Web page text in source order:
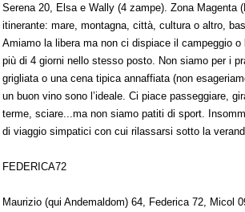
Serena 20, Elsa e Wally (4 zampe). Zona Magenta
itinerante: mare, montagna, città, cultura o altro,
Amiamo la libera ma non ci dispiace il campeggio o
più di 4 giorni nello stesso posto. Non siamo per i
grigliata o una cena tipica annaffiata (non
un buon vino sono l’ideale. Ci piace passeggiare,
terme, sciare...ma non siamo patiti di sport.
di viaggio simpatici con cui rilassarsi sotto la
FEDERICA72
Maurizio (qui Andemaldom) 64, Federica 72, Micol